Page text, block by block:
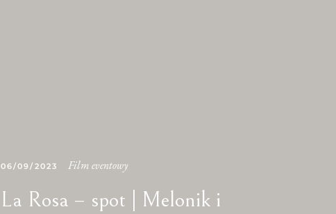
06/09/2023 Film eventowy
La Rosa – spot | Melonik i